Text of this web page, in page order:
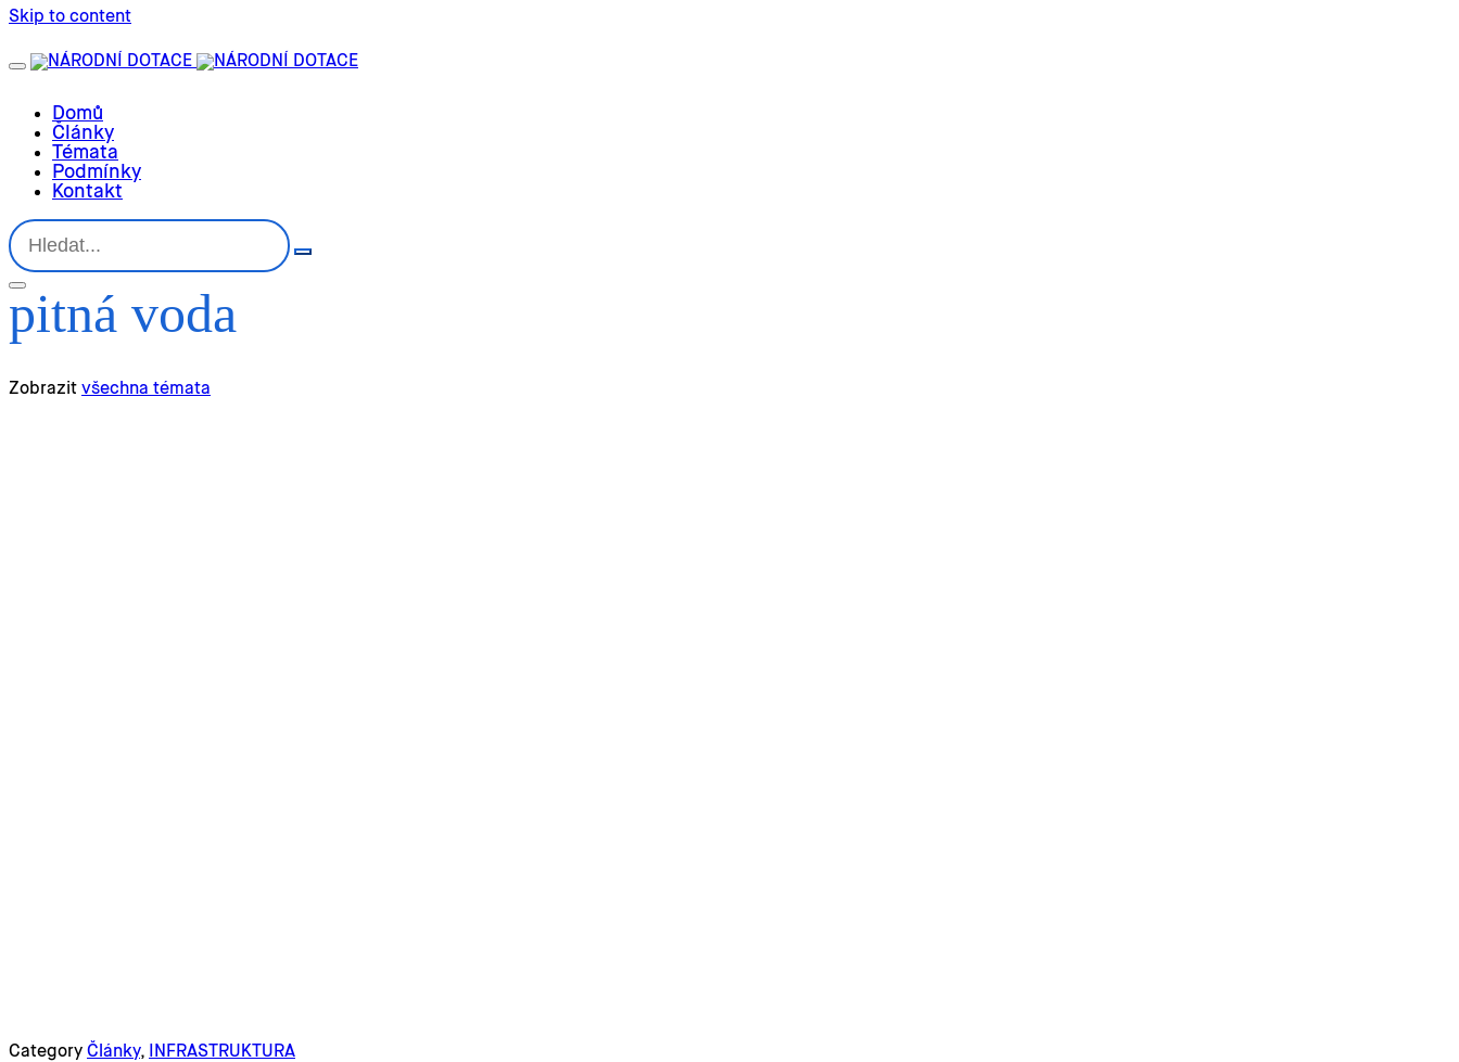
Skip to content
Domů
Články
Témata
Podmínky
Kontakt
pitná voda
Zobrazit všechna témata
Category Články, INFRASTRUKTURA